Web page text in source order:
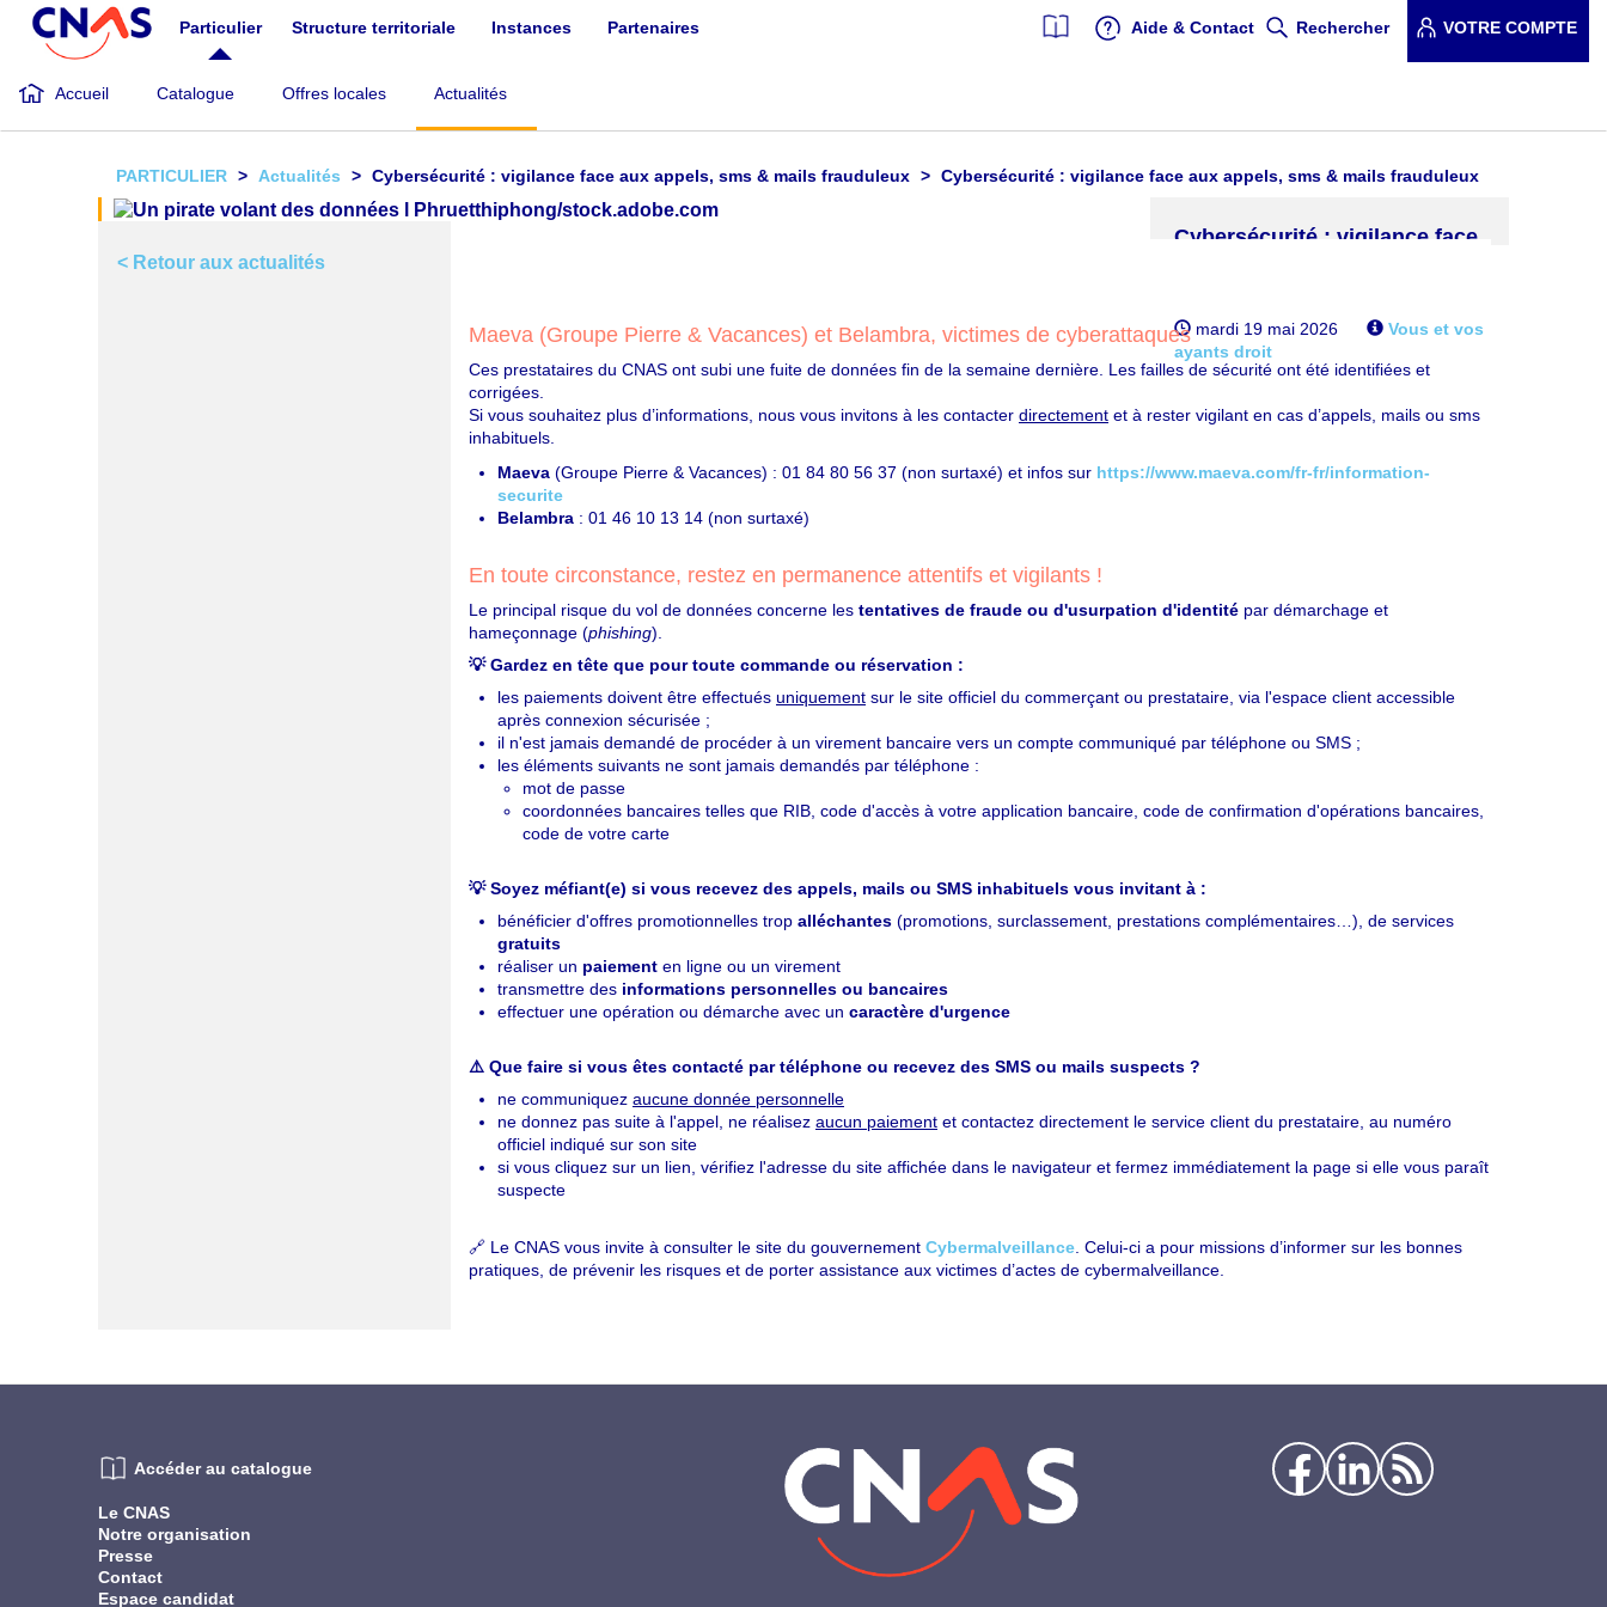
Aller
contenu
principal
Particulier Structure territoriale Instances Partenaires Aide & Contact Rechercher VOTRE COMPTE
Accueil Catalogue Offres locales Actualités
PARTICULIER Actualités Cybersécurité : vigilance face aux appels, sms & mails frauduleux Cybersécurité : vigilance face aux appels, sms & mails frauduleux
Cybersécurité : vigilance face
mardi 19 mai 2026
Vous et vos
ayants droit
un contexte accru de cyberattaques
< Retour aux actualités
Maeva (Groupe Pierre & Vacances) et Belambra, victimes de cyberattaques
Ces prestataires du CNAS ont subi une fuite de données fin de la semaine dernière. Les failles de sécurité ont été identifiées et
corrigées.
Si vous souhaitez plus d’informations, nous vous invitons à les contacter directement et à rester vigilant en cas d’appels, mails ou sms
inhabituels.
Maeva (Groupe Pierre & Vacances) : 01 84 80 56 37 (non surtaxé) et infos sur https://www.maeva.com/fr-fr/information-
securite
Belambra : 01 46 10 13 14 (non surtaxé)
En toute circonstance, restez en permanence attentifs et vigilants !
Le principal risque du vol de données concerne les tentatives de fraude ou d'usurpation d'identité par démarchage et
hameçonnage (phishing).
💡 Gardez en tête que pour toute commande ou réservation :
les paiements doivent être effectués uniquement sur le site officiel du commerçant ou prestataire, via l'espace client accessible
après connexion sécurisée ;
il n'est jamais demandé de procéder à un virement bancaire vers un compte communiqué par téléphone ou SMS ;
les éléments suivants ne sont jamais demandés par téléphone :
mot de passe
coordonnées bancaires telles que RIB, code d'accès à votre application bancaire, code de confirmation d'opérations bancaires,
code de votre carte
💡 Soyez méfiant(e) si vous recevez des appels, mails ou SMS inhabituels vous invitant à :
bénéficier d'offres promotionnelles trop alléchantes (promotions, surclassement, prestations complémentaires…), de services
gratuits
réaliser un paiement en ligne ou un virement
transmettre des informations personnelles ou bancaires
effectuer une opération ou démarche avec un caractère d'urgence
⚠️ Que faire si vous êtes contacté par téléphone ou recevez des SMS ou mails suspects ?
ne communiquez aucune donnée personnelle
ne donnez pas suite à l'appel, ne réalisez aucun paiement et contactez directement le service client du prestataire, au numéro
officiel indiqué sur son site
si vous cliquez sur un lien, vérifiez l'adresse du site affichée dans le navigateur et fermez immédiatement la page si elle vous paraît
suspecte
🔗 Le CNAS vous invite à consulter le site du gouvernement Cybermalveillance. Celui-ci a pour missions d’informer sur les bonnes
pratiques, de prévenir les risques et de porter assistance aux victimes d’actes de cybermalveillance.
Le CNAS
Notre organisation
Presse
Contact
Espace candidat
Accéder au catalogue